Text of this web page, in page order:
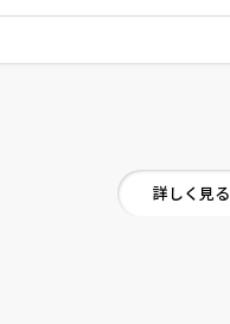
詳しく見る